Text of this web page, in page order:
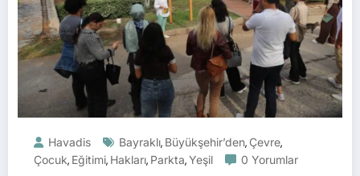
Havadis Bayraklı, Büyükşehir’den, Çevre,
Çocuk, Eğitimi, Hakları, Parkta,Yeşil 0 Yorumlar